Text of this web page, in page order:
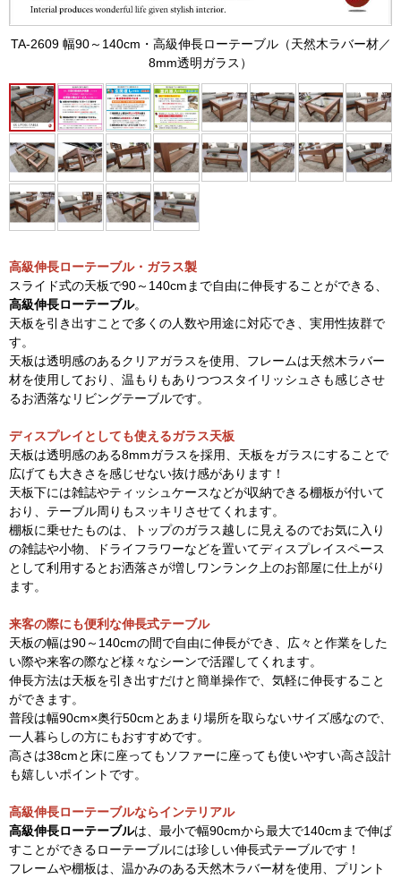
TA-2609 幅90～140cm・高級伸長ローテーブル（天然木ラバー材／
8mm透明ガラス）
高級伸長ローテーブル・ガラス製
スライド式の天板で90～140cmまで自由に伸長することができる、
高級伸長ローテーブル。
天板を引き出すことで多くの人数や用途に対応でき、実用性抜群で
す。
天板は透明感のあるクリアガラスを使用、フレームは天然木ラバー
材を使用しており、温もりもありつつスタイリッシュさも感じさせ
るお洒落なリビングテーブルです。
ディスプレイとしても使えるガラス天板
天板は透明感のある8mmガラスを採用、天板をガラスにすることで
広げても大きさを感じせない抜け感があります！
天板下には雑誌やティッシュケースなどが収納できる棚板が付いて
おり、テーブル周りもスッキリさせてくれます。
棚板に乗せたものは、トップのガラス越しに見えるのでお気に入り
の雑誌や小物、ドライフラワーなどを置いてディスプレイスペース
として利用するとお洒落さが増しワンランク上のお部屋に仕上がり
ます。
来客の際にも便利な伸長式テーブル
天板の幅は90～140cmの間で自由に伸長ができ、広々と作業をした
い際や来客の際など様々なシーンで活躍してくれます。
伸長方法は天板を引き出すだけと簡単操作で、気軽に伸長すること
ができます。
普段は幅90cm×奥行50cmとあまり場所を取らないサイズ感なので、
一人暮らしの方にもおすすめです。
高さは38cmと床に座ってもソファーに座っても使いやすい高さ設計
も嬉しいポイントです。
高級伸長ローテーブルならインテリアル
高級伸長ローテーブルは、最小で幅90cmから最大で140cmまで伸ば
すことができるローテーブルには珍しい伸長式テーブルです！
フレームや棚板は、温かみのある天然木ラバー材を使用、プリント